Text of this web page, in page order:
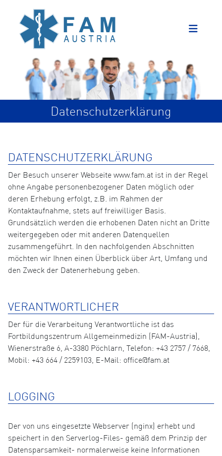
Datenschutzerklärung
DATENSCHUTZERKLÄRUNG
Der Besuch unserer Webseite www.fam.at ist in der Regel
ohne Angabe personenbezogener Daten möglich oder
deren Erhebung erfolgt, z.B. im Rahmen der
Kontaktaufnahme, stets auf freiwilliger Basis.
Grundsätzlich werden die erhobenen Daten nicht an Dritte
weitergegeben oder mit anderen Datenquellen
zusammengeführt. In den nachfolgenden Abschnitten
möchten wir Ihnen einen Überblick über Art, Umfang und
den Zweck der Datenerhebung geben.
VERANTWORTLICHER
Der für die Verarbeitung Verantwortliche ist das
Fortbildungszentrum Allgemeinmedizin (FAM-Austria),
Wienerstraße 6, A-3380 Pöchlarn, Telefon: +43 2757 / 7668,
Mobil: +43 664 / 2259103, E-Mail: office@fam.at
LOGGING
Der von uns eingesetzte Webserver (nginx) erhebt und
speichert in den Serverlog-Files- gemäß dem Prinzip der
Datensparsamkeit- normalerweise keine Informationen